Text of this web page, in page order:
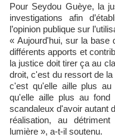
Pour Seydou Guèye, la
investigations afin
l’opinion publique sur
« Aujourd'hui, sur la base
différents apports et
la justice doit tirer ça au
droit, c'est du ressort de
c'est qu'elle aille plus au
qu'elle aille plus au
scandaleux d'avoir autant
réalisation, au
lumière », a-t-il soutenu.